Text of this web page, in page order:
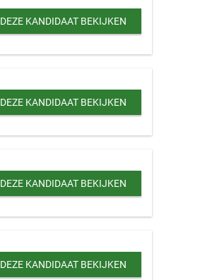
DEZE KANDIDAAT BEKIJKEN
DEZE KANDIDAAT BEKIJKEN
DEZE KANDIDAAT BEKIJKEN
DEZE KANDIDAAT BEKIJKEN